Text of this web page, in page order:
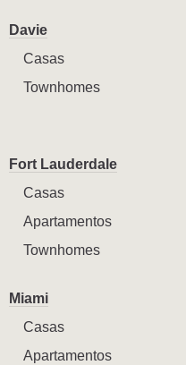
Davie
Casas
Townhomes
Fort Lauderdale
Casas
Apartamentos
Townhomes
Miami
Casas
Apartamentos